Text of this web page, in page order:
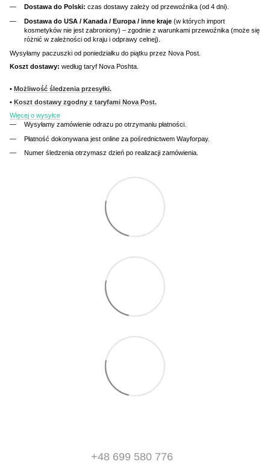
Dostawa do Polski: czas dostawy zależy od przewoźnika (od 4 dni).
Dostawa do USA / Kanada / Europa / inne kraje (w których import
kosmetyków nie jest zabroniony) – zgodnie z warunkami przewoźnika (może się
różnić w zależności od kraju i odprawy celnej).
Wysyłamy paczuszki od poniedziałku do piątku przez Nova Post.
Koszt dostawy: według taryf Nova Poshta.
• Możliwość śledzenia przesyłki.
• Koszt dostawy zgodny z taryfami Nova Post.
Więcej o wysyłce
Wysyłamy zamówienie odrazu po otrzymaniu płatności.
Płatność dokonywana jest online za pośrednictwem Wayforpay.
Numer śledzenia otrzymasz dzień po realizacji zamówienia.
+48 699 580 776